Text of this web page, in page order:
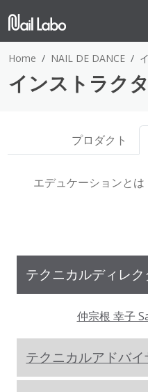
Home NAIL DE DANCE
インストラク
プロダクト
エデュケーションとは
テクニカルディレク
仲宗根 幸子
テクニカルアドバイ